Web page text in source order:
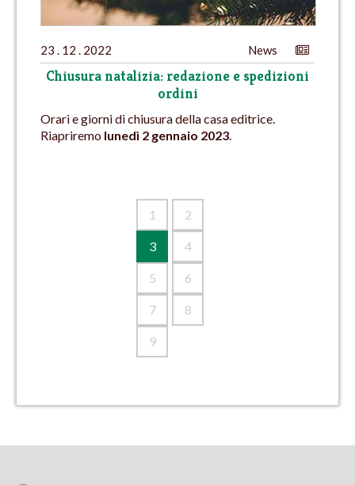
23 . 12 . 2022 News
Chiusura natalizia: redazione e spedizioni
ordini
Orari e giorni di chiusura della casa editrice.
Riapriremo lunedì 2 gennaio 2023.
1 2
3 4
5 6
7 8
9